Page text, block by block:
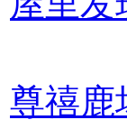
尊禧鹿